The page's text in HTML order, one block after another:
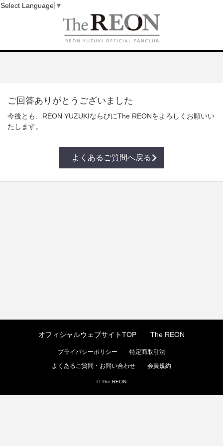
ご回答ありがとうございました
今後とも、REON YUZUKIならびにThe REONをよろしくお願いい
たします。
よくあるご質問へ戻る
オフィシャルウェブサイトTOP The REON
プライバシーポリシー
特定商取引法
よくあるご質問・お問い合わせ
会員規約
© The REON
Select Language ▼